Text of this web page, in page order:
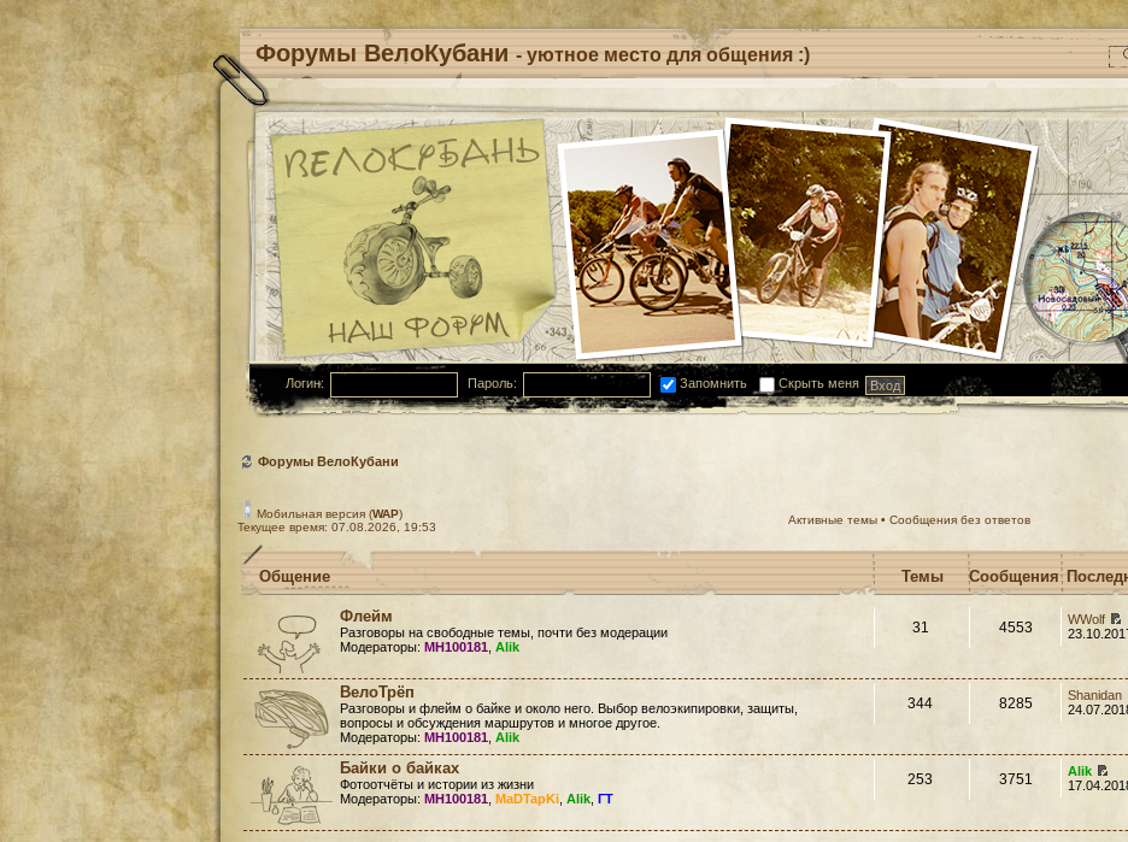
Форумы ВелоКубани - уютное место для общения :)
Логин: Пароль: Запомнить Скрыть меня
Форумы ВелоКубани
Мобильная версия (WAP)
Текущее время: 07.08.2026, 19:53
Активные темы • Сообщения без ответов
Общение Темы Сообщения
Флейм
Разговоры на свободные темы, почти без модерации
Модераторы: MH100181 Alik
31 4553
WWolf
ВелоТрёп
Разговоры и флейм о байке и около него. Выбор велоэкипировки, защиты,
вопросы и обсуждения маршрутов и многое другое.
Модераторы: MH100181 Alik
344 8285
Shanidan
Байки о байках
Фотоотчёты и истории из жизни
Модераторы: MH100181 MaDTapKi Alik ГТ
253 3751
Alik